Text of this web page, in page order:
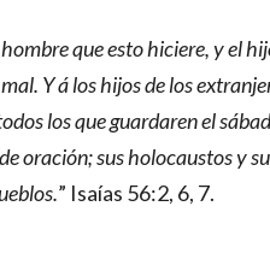
que esto hiciere, y el
Y á los hijos de los
los que guardaren el
oración; sus holocaustos y
” Isaías 56:2, 6, 7.